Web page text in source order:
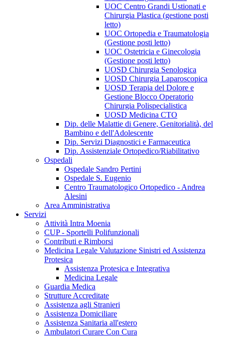
UOC Centro Grandi Ustionati e
Chirurgia Plastica (gestione posti
letto)
UOC Ortopedia e Traumatologia
(Gestione posti letto)
UOC Ostetricia e Ginecologia
(Gestione posti letto)
UOSD Chirurgia Senologica
UOSD Chirurgia Laparoscopica
UOSD Terapia del Dolore e
Gestione Blocco Operatorio
Chirurgia Polispecialistica
UOSD Medicina CTO
Dip. delle Malattie di Genere, Genitorialità, del
Bambino e dell'Adolescente
Dip. Servizi Diagnostici e Farmaceutica
Dip. Assistenziale Ortopedico/Riabilitativo
Ospedali
Ospedale Sandro Pertini
Ospedale S. Eugenio
Centro Traumatologico Ortopedico - Andrea
Alesini
Area Amministrativa
Servizi
Attività Intra Moenia
CUP - Sportelli Polifunzionali
Contributi e Rimborsi
Medicina Legale Valutazione Sinistri ed Assistenza
Protesica
Assistenza Protesica e Integrativa
Medicina Legale
Guardia Medica
Strutture Accreditate
Assistenza agli Stranieri
Assistenza Domiciliare
Assistenza Sanitaria all'estero
Ambulatori Curare Con Cura